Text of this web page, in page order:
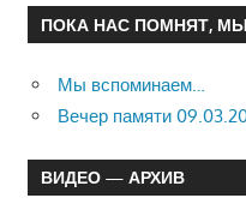
ПОКА НАС ПОМНЯТ,
Мы вспоминаем…
Вечер памяти
ВИДЕО — АРХИВ